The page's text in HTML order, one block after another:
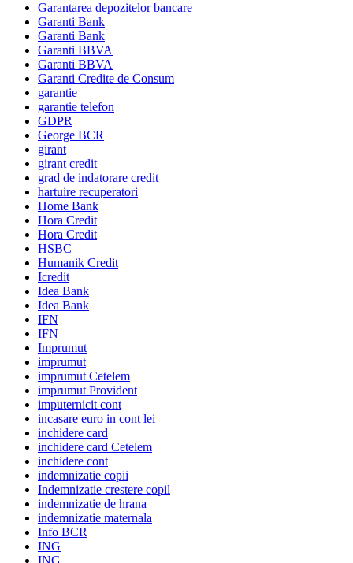
Garantarea depozitelor bancare
Garanti Bank
Garanti Bank
Garanti BBVA
Garanti BBVA
Garanti Credite de Consum
garantie
garantie telefon
GDPR
George BCR
girant
girant credit
grad de indatorare credit
hartuire recuperatori
Home Bank
Hora Credit
Hora Credit
HSBC
Humanik Credit
Icredit
Idea Bank
Idea Bank
IFN
IFN
Imprumut
imprumut
imprumut Cetelem
imprumut Provident
imputernicit cont
incasare euro in cont lei
inchidere card
inchidere card Cetelem
inchidere cont
indemnizatie copii
Indemnizatie crestere copil
indemnizatie de hrana
indemnizatie maternala
Info BCR
ING